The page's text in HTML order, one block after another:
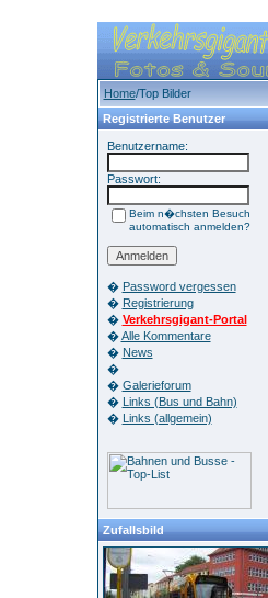
Home/Top Bilder
Registrierte Benutzer
Benutzername:
Passwort:
Beim n�chsten Besuch
automatisch anmelden?
� Password vergessen
� Registrierung
� Verkehrsgigant-Portal
�Alle Kommentare
� News
�
� Galerieforum
� Links (Bus und Bahn)
� Links (allgemein)
Zufallsbild